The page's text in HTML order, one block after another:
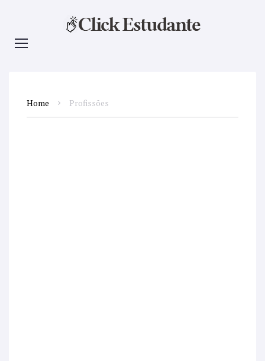
Home Profissões